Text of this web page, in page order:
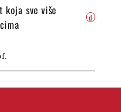
koja sve više
d